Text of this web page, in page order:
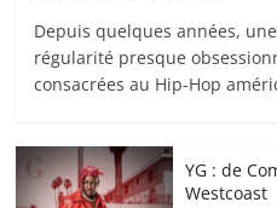
Depuis quelques années,
régularité presque
consacrées au Hip-Hop
YG : de
Westcoast